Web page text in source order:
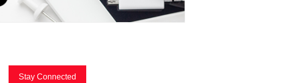
Stay Connected